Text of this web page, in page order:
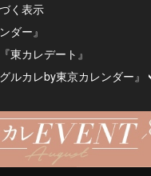
く表示
ダー』
東カレデート』
ルカレby東京カレンダー』
© 2026 by